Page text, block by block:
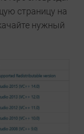
страницу на
нужный